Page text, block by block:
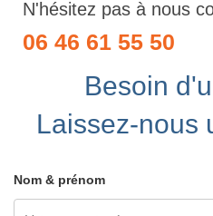
N'hésitez pas à nous
06 46 61 55 50
Besoin
Laissez-nous
Nom & prénom